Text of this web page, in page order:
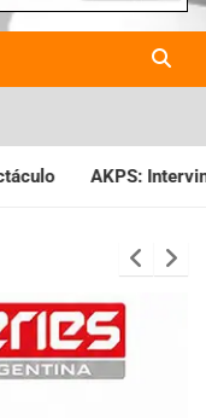
la IGJ y oficializó el